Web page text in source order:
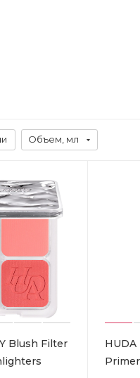
Объем, мл
Blush Filter
HUDA
Primer